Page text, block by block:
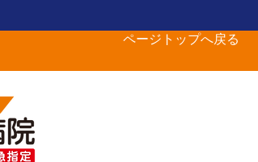
ベストドクターズに選出さ
れました
ページトップへ戻る